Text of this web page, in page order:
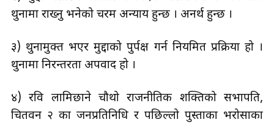
थुनामा राख्नु भनेको चरम अन्याय हुन्छ । अनर्थ हुन्छ ।
३) थुनामुक्त भएर मुद्दाको पुर्पक्ष गर्न नियमित प्रक्रिया हो ।
थुनामा निरन्तरता अपवाद हो ।
४) रवि लामिछाने चौथो राजनीतिक शक्तिको सभापति,
चितवन २ का जनप्रतिनिधि र पछिल्लो पुस्ताका भरोसाका